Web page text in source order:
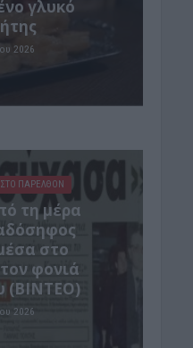
γλυκό
2026
ΠΑΡΕΛΘΟΝ
τη μέρα
στο
φονιά
(ΒΙΝΤΕΟ)
2026